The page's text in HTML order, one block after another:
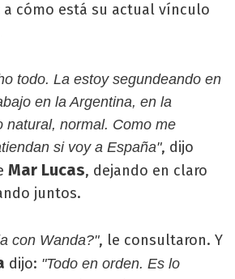
a cómo está su actual vínculo
todo. La estoy segundeando en
en la Argentina, en la
natural, normal. Como me
si voy a España", dijo
Mar Lucas, dejando en claro
juntos.
con Wanda?", le consultaron. Y
dijo: "Todo en orden. Es lo